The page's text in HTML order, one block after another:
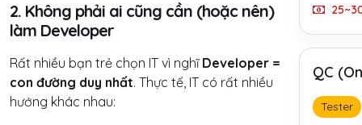
2. Không phải ai cũng cần (hoặc nên)
làm Developer
Rất nhiều bạn trẻ chọn IT vì nghĩDeveloper =
con đường duy nhất. Thực tế, IT có rất nhiều
hướng khác nhau:
QC
Tester